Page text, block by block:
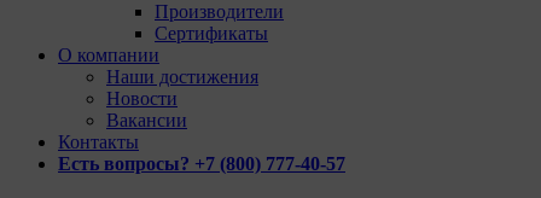
Производители
Сертификаты
О компании
Наши достижения
Новости
Вакансии
Контакты
Есть вопросы? +7 (800) 777-40-57